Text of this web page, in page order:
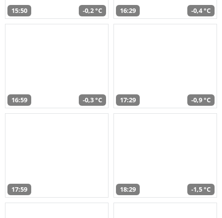
15:50 -0,2 °C 16:29 -0,4 °C
16:59 -0,3 °C 17:29 -0,9 °C
17:59 18:29 -1,5 °C